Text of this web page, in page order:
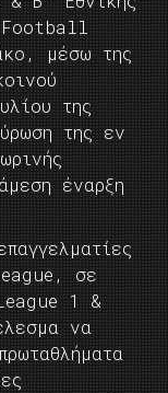
Football
μέσω της
της
της εν
έναρξη
σε
1 &
να